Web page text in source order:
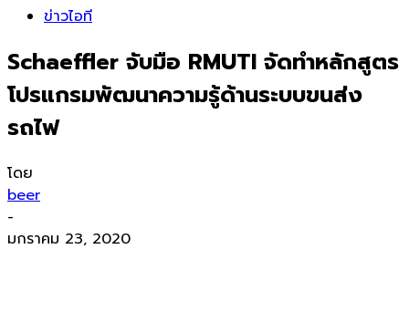
ข่าวไอที
Schaeffler จับมือ RMUTI จัดทำหลักสูตร
โปรแกรมพัฒนาความรู้ด้านระบบขนส่ง
รถไฟ
โดย
beer
-
มกราคม 23, 2020